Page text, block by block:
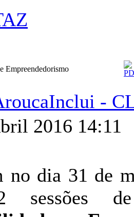
Empreendedorismo
-
2016 14:11
no dia 31 de
de